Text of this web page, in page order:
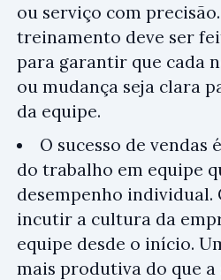
ou serviço com
treinamento deve ser
para garantir que cada
ou mudança seja clara
da equipe.
O sucesso de
do trabalho em equipe
desempenho individual.
incutir a cultura da
equipe desde o início.
mais produtiva do que a